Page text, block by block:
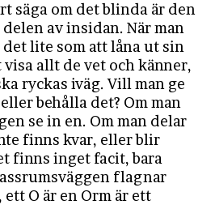
säga om det blinda är den
av insidan. När man
lite som att låna ut sin
allt de vet och känner,
ryckas iväg. Vill man ge
behålla det? Om man
se in en. Om man delar
finns kvar, eller blir
finns inget facit, bara
flagnar
O är en Orm är ett